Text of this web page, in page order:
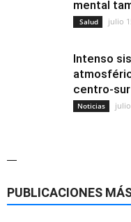
mental
Salud julio
Intenso
centro-sur
Noticias
—
PUBLICACIONES